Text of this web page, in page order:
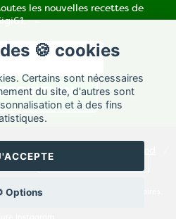
🍪 cookies
Certains sont nécessaires
du site, d'autres sont
et à des fins
Options
les nouvelles recettes de
/ ✉️ Contacter Gigi61
spécialisée dans les blogs culinaires.
blog de cuisine